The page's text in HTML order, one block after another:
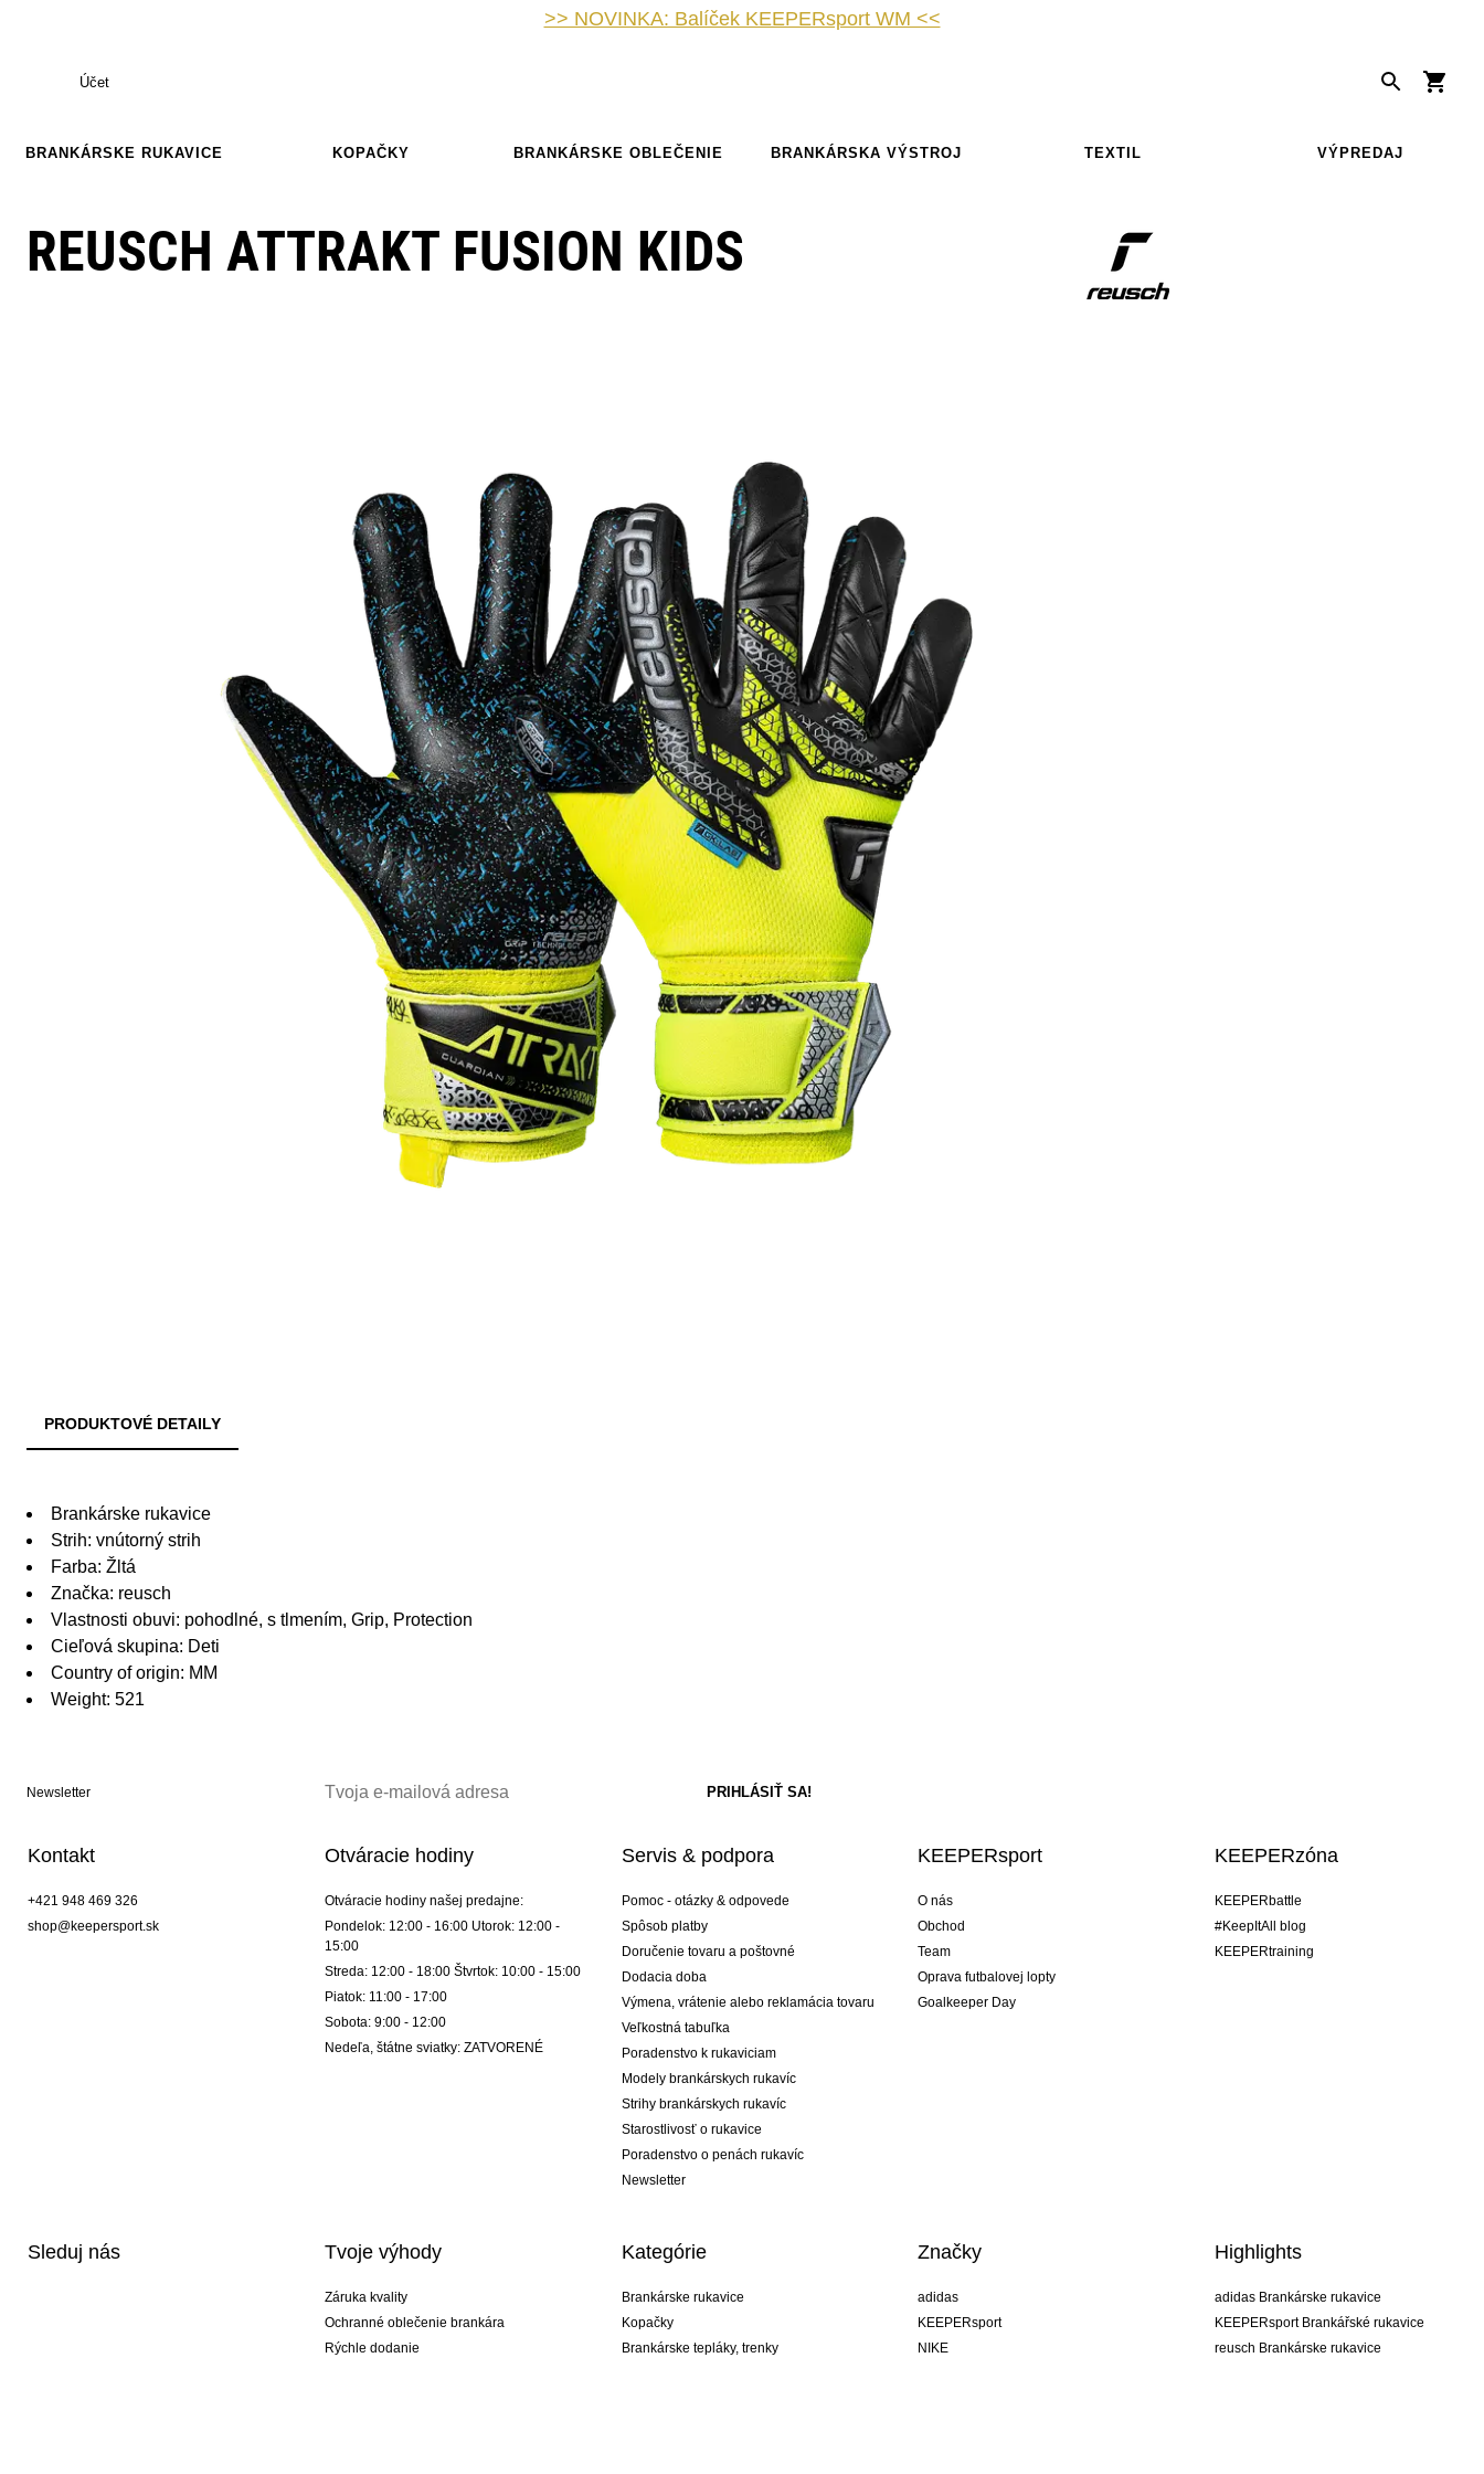
>> NOVINKA: Balíček KEEPERsport WM <<
Účet
BRANKÁRSKE RUKAVICE KOPAČKY BRANKÁRSKE OBLEČENIE BRANKÁRSKA VÝSTROJ TEXTIL VÝPREDAJ
REUSCH ATTRAKT FUSION KIDS
PRODUKTOVÉ DETAILY
Brankárske rukavice
Strih: vnútorný strih
Farba: Žltá
Značka: reusch
Vlastnosti obuvi: pohodlné, s tlmením, Grip, Protection
Cieľová skupina: Deti
Country of origin: MM
Weight: 521
Newsletter
Kontakt
+421 948 469 326
shop@keepersport.sk
Otváracie hodiny
Otváracie hodiny našej predajne:
Pondelok: 12:00 - 16:00 Utorok: 12:00 -
15:00
Streda: 12:00 - 18:00 Štvrtok: 10:00 - 15:00
Piatok: 11:00 - 17:00
Sobota: 9:00 - 12:00
Nedeľa, štátne sviatky: ZATVORENÉ
Servis & podpora
Pomoc - otázky & odpovede
Spôsob platby
Doručenie tovaru a poštovné
Dodacia doba
Výmena, vrátenie alebo reklamácia tovaru
Veľkostná tabuľka
Poradenstvo k rukaviciam
Modely brankárskych rukavíc
Strihy brankárskych rukavíc
Starostlivosť o rukavice
Poradenstvo o penách rukavíc
Newsletter
KEEPERsport
O nás
Obchod
Team
Oprava futbalovej lopty
Goalkeeper Day
KEEPERzóna
KEEPERbattle
#KeepItAll blog
KEEPERtraining
Sleduj nás Tvoje výhody
Záruka kvality
Ochranné oblečenie brankára
Rýchle dodanie
Kategórie
Brankárske rukavice
Kopačky
Brankárske tepláky, trenky
Značky
adidas
KEEPERsport
NIKE
Highlights
adidas Brankárske rukavice
KEEPERsport Brankářské rukavice
reusch Brankárske rukavice